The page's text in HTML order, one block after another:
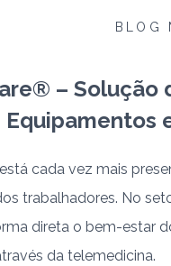
BLOG
– Solução
Equipamentos
cada vez mais
trabalhadores. No
direta o bem-estar
da telemedicina.